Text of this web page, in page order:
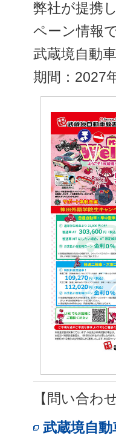
弊社が提携
ペーン情報で
武蔵境自動
期間：2027
【問い合わ
武蔵境自